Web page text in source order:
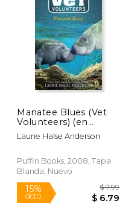
15%
dcto. $
Rápido
Manatee Blues (Vet
Volunteers) (en
Inglés)
Laurie Halse Anderson
Puffin Books, 2008, Tapa
Blanda, Nuevo